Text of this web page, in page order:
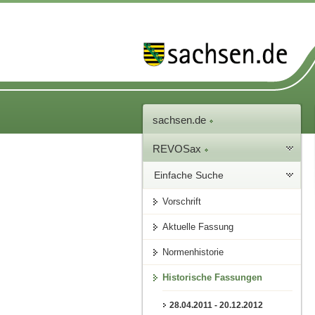
sachsen.de
REVOSax
Einfache Suche
Vorschrift
Aktuelle Fassung
Normenhistorie
Historische Fassungen
28.04.2011 - 20.12.2012